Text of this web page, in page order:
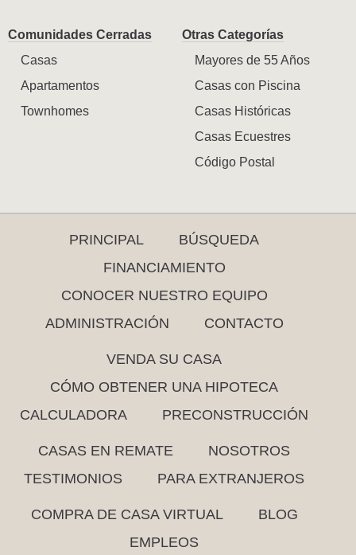
Comunidades Cerradas
Casas
Apartamentos
Townhomes
Otras Categorías
Mayores de 55 Años
Casas con Piscina
Casas Históricas
Casas Ecuestres
Código Postal
PRINCIPAL
BÚSQUEDA
FINANCIAMIENTO
CONOCER NUESTRO EQUIPO
ADMINISTRACIÓN
CONTACTO
VENDA SU CASA
CÓMO OBTENER UNA HIPOTECA
CALCULADORA
PRECONSTRUCCIÓN
CASAS EN REMATE
NOSOTROS
TESTIMONIOS
PARA EXTRANJEROS
COMPRA DE CASA VIRTUAL
BLOG
EMPLEOS